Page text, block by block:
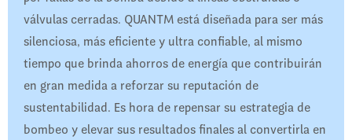
válvulas cerradas. QUANTM está diseñada para ser más
silenciosa, más eficiente y ultra confiable, al mismo
tiempo que brinda ahorros de energía que contribuirán
en gran medida a reforzar su reputación de
sustentabilidad. Es hora de repensar su estrategia de
bombeo y elevar sus resultados finales al convertirla en